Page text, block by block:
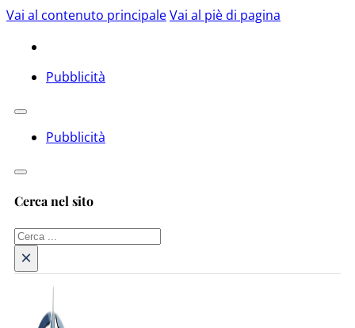
Vai al contenuto principaleVai al piè di pagina
Pubblicità
Pubblicità
Cerca nel sito
Cerca
×